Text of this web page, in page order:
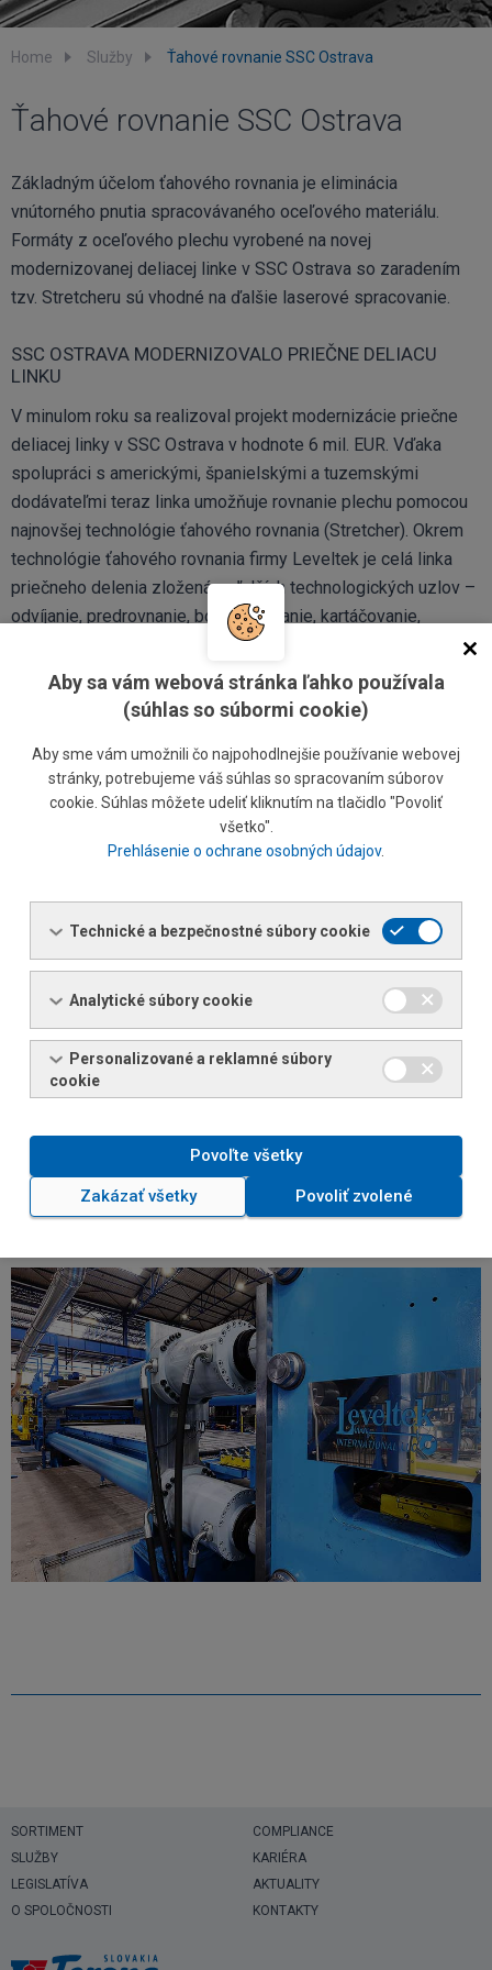
Home Služby Ťahové rovnanie SSC Ostrava
Ťahové rovnanie SSC Ostrava
Základným účelom ťahového rovnania je eliminácia
vnútorného pnutia spracovávaného oceľového materiálu.
Formáty z oceľového plechu vyrobené na novej
modernizovanej deliacej linke v SSC Ostrava so zaradením
tzv. Stretcheru sú vhodné na ďalšie laserové spracovanie.
SSC OSTRAVA MODERNIZOVALO PRIEČNE DELIACU
LINKU
V minulom roku sa realizoval projekt modernizácie priečne
deliacej linky v SSC Ostrava v hodnote 6 mil. EUR. Vďaka
spolupráci s americkými, španielskými a tuzemskými
dodávateľmi teraz linka umožňuje rovnanie plechu pomocou
najnovšej technológie ťahového rovnania (Stretcher). Okrem
technológie ťahového rovnania firmy Leveltek je celá linka
priečneho delenia zložená z ďalších technologických uzlov –
odvíjanie, predrovnanie, bočné orezanie, kartáčovanie,
klasické rovnanie, delenie, stohovanie a balenie.
PRDL + ŤAHOVÉ
VÝSTUP
Hrúbka [mm] 1,5 – 8
Hrúbka
[mm]
1,5 – 8
700 – 2100
[mm]
[mm]
6000
Vonkajší priemer
1000 – 2030
Hmotnosť max. [ t
30
1,5 – 6,00 mm =
6,01 – 8 = max.
500
SORTIMENT
SLUŽBY
LEGISLATÍVA
O SPOLOČNOSTI
COMPLIANCE
KARIÉRA
AKTUALITY
KONTAKTY
Aby sa vám webová stránka ľahko používala
(súhlas so súbormi cookie)
Aby sme vám umožnili čo najpohodlnejšie používanie webovej
stránky, potrebujeme váš súhlas so spracovaním súborov
cookie. Súhlas môžete udeliť kliknutím na tlačidlo "Povoliť
všetko".
Prehlásenie o ochrane osobných údajov.
Technické a bezpečnostné súbory cookie
Analytické súbory cookie
Personalizované a reklamné súbory
cookie
Povoľte všetky
Zakázať všetky Povoliť zvolené